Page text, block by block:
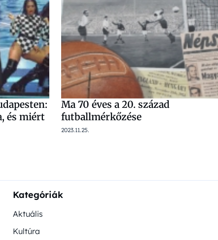
és miért
Ma 70 éves a 20. század
futballmérkőzése
2023.11.25.
Kategóriák
Aktuális
Kultúra